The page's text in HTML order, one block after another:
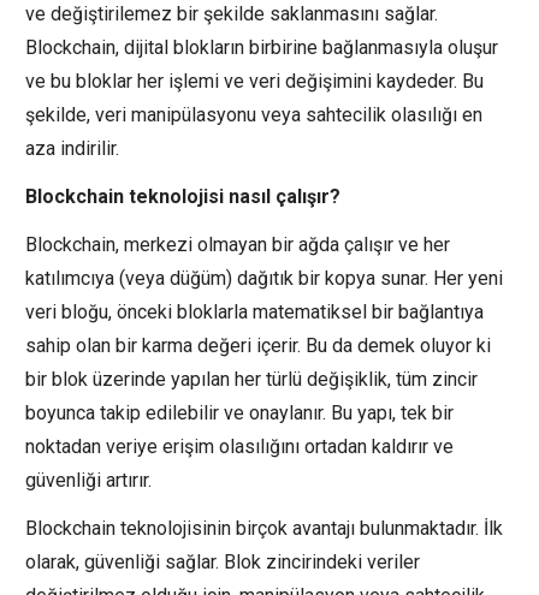
ve değiştirilemez bir şekilde saklanmasını sağlar.
Blockchain, dijital blokların birbirine bağlanmasıyla oluşur
ve bu bloklar her işlemi ve veri değişimini kaydeder. Bu
şekilde, veri manipülasyonu veya sahtecilik olasılığı en
aza indirilir.
Blockchain teknolojisi nasıl çalışır?
Blockchain, merkezi olmayan bir ağda çalışır ve her
katılımcıya (veya düğüm) dağıtık bir kopya sunar. Her yeni
veri bloğu, önceki bloklarla matematiksel bir bağlantıya
sahip olan bir karma değeri içerir. Bu da demek oluyor ki
bir blok üzerinde yapılan her türlü değişiklik, tüm zincir
boyunca takip edilebilir ve onaylanır. Bu yapı, tek bir
noktadan veriye erişim olasılığını ortadan kaldırır ve
güvenliği artırır.
Blockchain teknolojisinin birçok avantajı bulunmaktadır. İlk
olarak, güvenliği sağlar. Blok zincirindeki veriler